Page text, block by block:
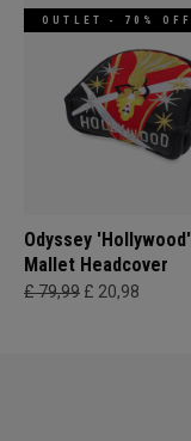
OUTLET - 70% OFF
Odyssey 'Hollywood'
Mallet Headcover
£ 79,99 £ 20,98